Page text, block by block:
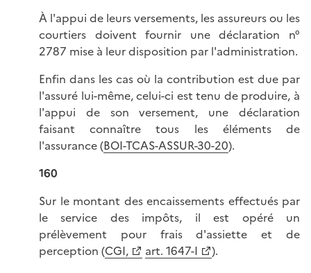
À l'appui de leurs versements, les assureurs ou les
courtiers doivent fournir une déclaration n°
2787 mise à leur disposition par l'administration.
Enfin dans les cas où la contribution est due par
l'assuré lui-même, celui-ci est tenu de produire, à
l'appui de son versement, une déclaration
faisant connaître tous les éléments de
l'assurance (BOI-TCAS-ASSUR-30-20).
160
Sur le montant des encaissements effectués par
le service des impôts, il est opéré un
prélèvement pour frais d'assiette et de
perception (CGI, art. 1647-I ).